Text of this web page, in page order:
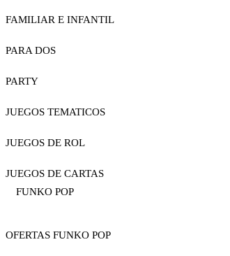
FAMILIAR E INFANTIL
PARA DOS
PARTY
JUEGOS TEMATICOS
JUEGOS DE ROL
JUEGOS DE CARTAS
FUNKO POP
OFERTAS FUNKO POP